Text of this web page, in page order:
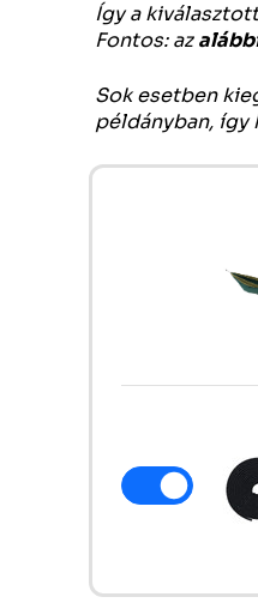
Így a
Fontos: az
Sok esetben
példányban, így